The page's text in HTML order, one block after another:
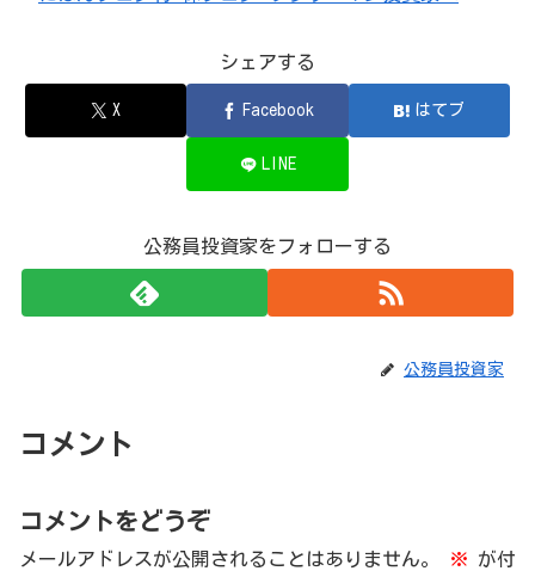
シェアする
X Facebook はてブ
LINE
公務員投資家をフォローする
公務員投資家
コメント
コメントをどうぞ
メールアドレスが公開されることはありません。 ※ が付